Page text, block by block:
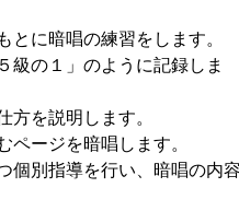
に暗唱の練習をします。
の１」のように記録しま
を説明します。
ージを暗唱します。
個別指導を行い、暗唱の内